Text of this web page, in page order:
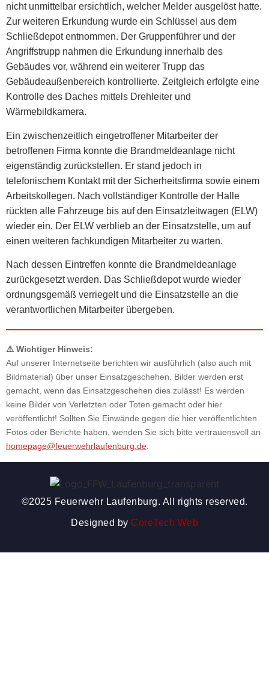
nicht unmittelbar ersichtlich, welcher Melder ausgelöst hatte.
Zur weiteren Erkundung wurde ein Schlüssel aus dem
Schließdepot entnommen. Der Gruppenführer und der
Angriffstrupp nahmen die Erkundung innerhalb des
Gebäudes vor, während ein weiterer Trupp das
Gebäudeaußenbereich kontrollierte. Zeitgleich erfolgte eine
Kontrolle des Daches mittels Drehleiter und
Wärmebildkamera.
Ein zwischenzeitlich eingetroffener Mitarbeiter der
betroffenen Firma konnte die Brandmeldeanlage nicht
eigenständig zurückstellen. Er stand jedoch in
telefonischem Kontakt mit der Sicherheitsfirma sowie einem
Arbeitskollegen. Nach vollständiger Kontrolle der Halle
rückten alle Fahrzeuge bis auf den Einsatzleitwagen (ELW)
wieder ein. Der ELW verblieb an der Einsatzstelle, um auf
einen weiteren fachkundigen Mitarbeiter zu warten.
Nach dessen Eintreffen konnte die Brandmeldeanlage
zurückgesetzt werden. Das Schließdepot wurde wieder
ordnungsgemäß verriegelt und die Einsatzstelle an die
verantwortlichen Mitarbeiter übergeben.
⚠️ Wichtiger Hinweis:
Auf unserer Internetseite berichten wir ausführlich (also auch mit
Bildmaterial) über unser Einsatzgeschehen. Bilder werden erst
gemacht, wenn das Einsatzgeschehen dies zulässt! Es werden
keine Bilder von Verletzten oder Toten gemacht oder hier
veröffentlicht! Sollten Sie Einwände gegen die hier veröffentlichten
Fotos oder Berichte haben, wenden Sie sich bitte vertrauensvoll an
homepage@feuerwehrlaufenburg.de
©2025 Feuerwehr Laufenburg. All rights reserved.
Designed by CoreTech Web